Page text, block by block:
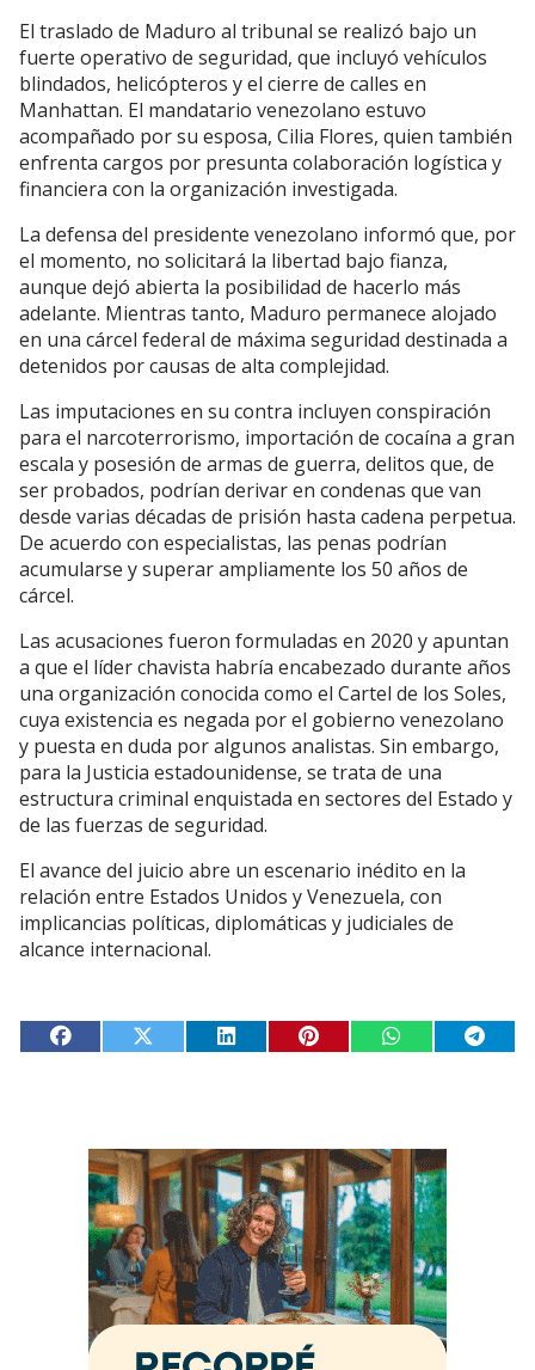
El traslado de Maduro al tribunal se realizó bajo un
fuerte operativo de seguridad, que incluyó vehículos
blindados, helicópteros y el cierre de calles en
Manhattan. El mandatario venezolano estuvo
acompañado por su esposa, Cilia Flores, quien también
enfrenta cargos por presunta colaboración logística y
financiera con la organización investigada.
La defensa del presidente venezolano informó que, por
el momento, no solicitará la libertad bajo fianza,
aunque dejó abierta la posibilidad de hacerlo más
adelante. Mientras tanto, Maduro permanece alojado
en una cárcel federal de máxima seguridad destinada a
detenidos por causas de alta complejidad.
Las imputaciones en su contra incluyen conspiración
para el narcoterrorismo, importación de cocaína a gran
escala y posesión de armas de guerra, delitos que, de
ser probados, podrían derivar en condenas que van
desde varias décadas de prisión hasta cadena perpetua.
De acuerdo con especialistas, las penas podrían
acumularse y superar ampliamente los 50 años de
cárcel.
Las acusaciones fueron formuladas en 2020 y apuntan
a que el líder chavista habría encabezado durante años
una organización conocida como el Cartel de los Soles,
cuya existencia es negada por el gobierno venezolano
y puesta en duda por algunos analistas. Sin embargo,
para la Justicia estadounidense, se trata de una
estructura criminal enquistada en sectores del Estado y
de las fuerzas de seguridad.
El avance del juicio abre un escenario inédito en la
relación entre Estados Unidos y Venezuela, con
implicancias políticas, diplomáticas y judiciales de
alcance internacional.